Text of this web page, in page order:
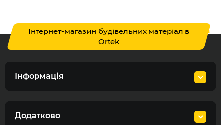
Інтернет-магазин будівельних матеріалів
Ortek
Інформація
Додатково